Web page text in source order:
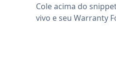
Cole acima do
vivo e seu Warranty